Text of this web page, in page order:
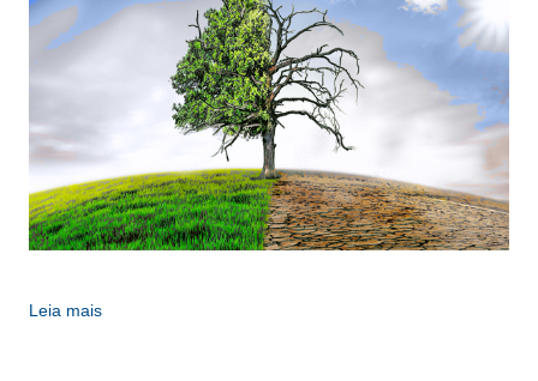
NOTÍCIAS
CONTEÚDO ESPECIAL
JORNAL DO ENGENHEIRO
AGENDA
SEESP NOTÍCIAS
Leia mais